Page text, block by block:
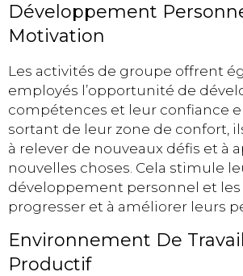
Développement
Motivation
Les activités de groupe offrent
employés l’opportunité de
compétences et leur confiance
sortant de leur zone de confort,
à relever de nouveaux défis et à
nouvelles choses. Cela stimule
développement personnel et les
progresser et à améliorer leurs
Environnement De
Productif